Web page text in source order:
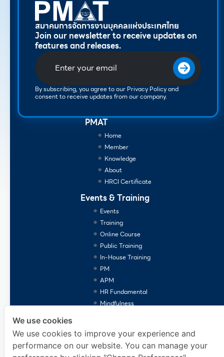
สมาคมการจัดการงานบุคคลแห่งประเทศไทย
Join our newsletter to receive updates on
features and releases.
By subscribing, you agree to our Privacy Policy and
consent to receive updates from our company.
PMAT
Home
Member
Knowledge
About
HRCI Certificate
Events & Training
Events
Training
Online Course
Public Training
In-House Training
PM
APM
HR Fundamental
Mindfulness
We use cookies
We use cookies to improve your experience and
performance on our website. You can manage your